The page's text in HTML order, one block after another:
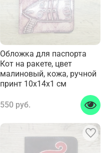
Обложка для паспорта
Кот на ракете, цвет
малиновый, кожа, ручной
принт 10x14x1 см
550 руб.